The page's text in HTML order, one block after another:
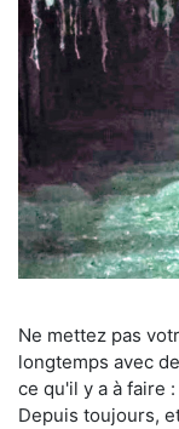
Ne mettez pas
longtemps avec
ce qu'il y a à faire
Depuis toujours,